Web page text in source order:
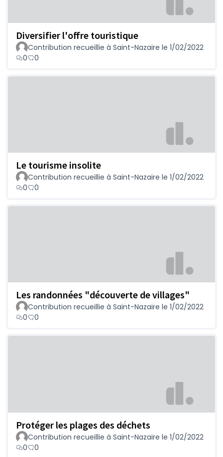
Diversifier l'offre touristique
Contribution recueillie à Saint-Nazaire le 1/02/2022
0
0
Le tourisme insolite
Contribution recueillie à Saint-Nazaire le 1/02/2022
0
0
Les randonnées "découverte de villages"
Contribution recueillie à Saint-Nazaire le 1/02/2022
0
0
Protéger les plages des déchets
Contribution recueillie à Saint-Nazaire le 1/02/2022
0
0